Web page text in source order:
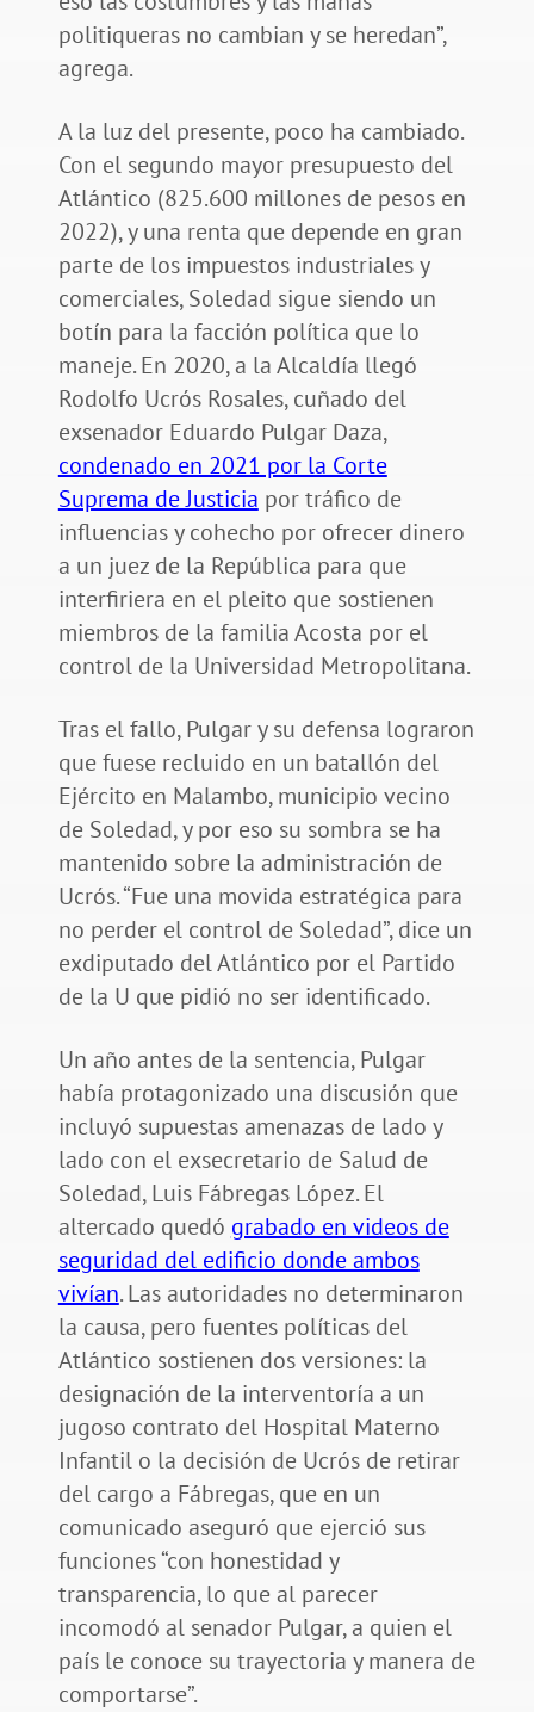
politiqueras no cambian y se heredan”,
agrega.
A la luz del presente, poco ha cambiado.
Con el segundo mayor presupuesto del
Atlántico (825.600 millones de pesos en
2022), y una renta que depende en gran
parte de los impuestos industriales y
comerciales, Soledad sigue siendo un
botín para la facción política que lo
maneje. En 2020, a la Alcaldía llegó
Rodolfo Ucrós Rosales, cuñado del
exsenador Eduardo Pulgar Daza,
condenado en 2021 por la Corte
Suprema de Justicia por tráfico de
influencias y cohecho por ofrecer dinero
a un juez de la República para que
interfiriera en el pleito que sostienen
miembros de la familia Acosta por el
control de la Universidad Metropolitana.
Tras el fallo, Pulgar y su defensa lograron
que fuese recluido en un batallón del
Ejército en Malambo, municipio vecino
de Soledad, y por eso su sombra se ha
mantenido sobre la administración de
Ucrós. “Fue una movida estratégica para
no perder el control de Soledad”, dice un
exdiputado del Atlántico por el Partido
de la U que pidió no ser identificado.
Un año antes de la sentencia, Pulgar
había protagonizado una discusión que
incluyó supuestas amenazas de lado y
lado con el exsecretario de Salud de
Soledad, Luis Fábregas López. El
altercado quedó grabado en videos de
seguridad del edificio donde ambos
vivían. Las autoridades no determinaron
la causa, pero fuentes políticas del
Atlántico sostienen dos versiones: la
designación de la interventoría a un
jugoso contrato del Hospital Materno
Infantil o la decisión de Ucrós de retirar
del cargo a Fábregas, que en un
comunicado aseguró que ejerció sus
funciones “con honestidad y
transparencia, lo que al parecer
incomodó al senador Pulgar, a quien el
país le conoce su trayectoria y manera de
comportarse”.